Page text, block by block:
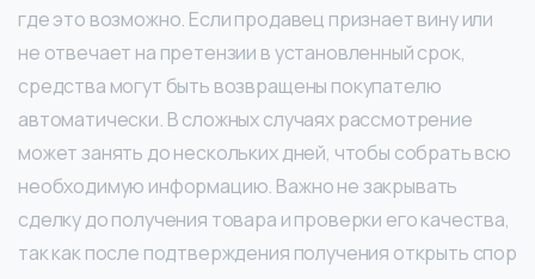
где это возможно. Если продавец признает вину или
не отвечает на претензии в установленный срок,
средства могут быть возвращены покупателю
автоматически. В сложных случаях рассмотрение
может занять до нескольких дней, чтобы собрать всю
необходимую информацию. Важно не закрывать
сделку до получения товара и проверки его качества,
так как после подтверждения получения открыть спор